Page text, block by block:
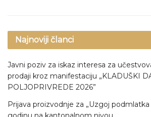
Najnoviji članci
Javni poziv za iskaz interesa za
prodaji kroz manifestaciju „KLADUŠKI
POLJOPRIVREDE 2026”
Prijava proizvodnje za „Uzgoj podmlatka